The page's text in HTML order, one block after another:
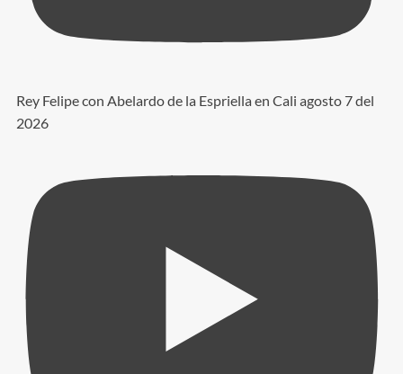
Rey Felipe con Abelardo de la Espriella en Cali agosto 7 del
2026